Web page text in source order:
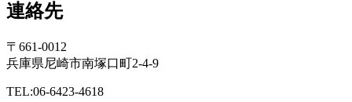
連絡先
〒661-0012
兵庫県尼崎市南塚口町2-4-9
TEL:06-6423-4618